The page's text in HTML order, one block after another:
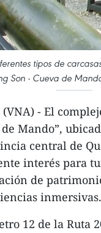
tipos de
Son - Cueva de
- El
Mando”,
central de
interés para
de
inmersivas.
12 de la Ruta